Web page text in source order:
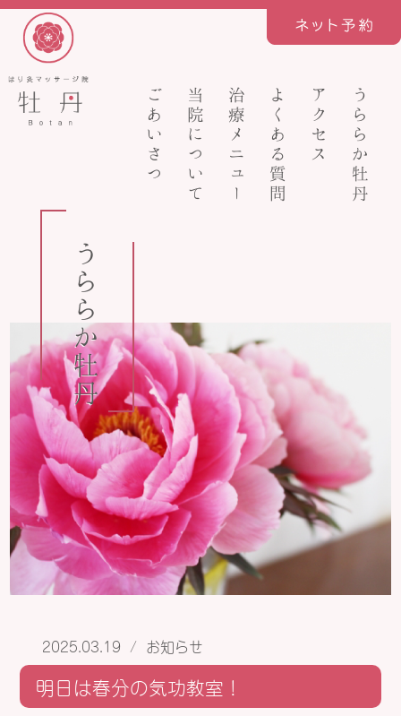
ごあいさつ 当院について 治療メニュー よくある質問 アクセス うららか牡丹
うららか牡丹
2025.03.19 / お知らせ
明日は春分の気功教室！